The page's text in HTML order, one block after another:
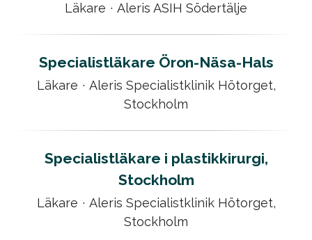
Läkare · Aleris ASIH Södertälje
Specialistläkare Öron-Näsa-Hals
Läkare · Aleris Specialistklinik Hötorget,
Stockholm
Specialistläkare i plastikkirurgi,
Stockholm
Läkare · Aleris Specialistklinik Hötorget,
Stockholm